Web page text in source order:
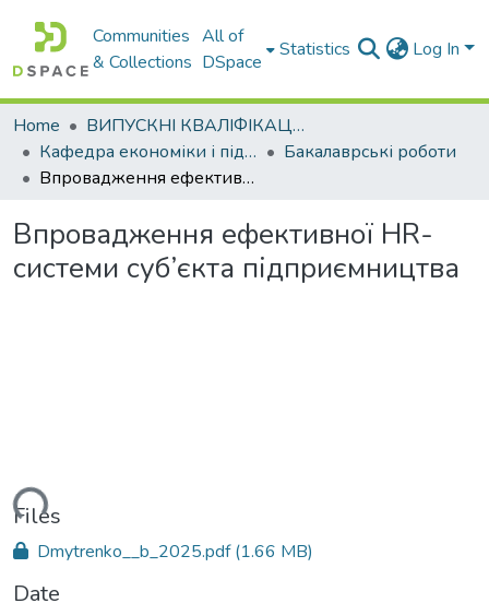
Communities
& Collections
All of
DSpace
Statistics Log In
Home
ВИПУСКНІ КВАЛІФІКАЦІЙНІ РОБОТИ
Кафедра економіки і підприємництва
Бакалаврські роботи
Впровадження ефективної HR-системи суб’єкта підприємництва
Впровадження ефективної HR-
системи суб’єкта підприємництва
Files
Dmytrenko__b_2025.pdf(1.66 MB)
Date